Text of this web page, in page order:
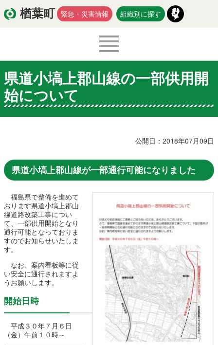
楢葉町 緊急・災害情報 組織別に探す
くらし・環境 出産・子育て
医療・健康・福祉 教育・文化・スポーツ
入札・契約
農林水産業 新規造成区画
楢葉町について 町長室
町役場・施設 広報・広聴
ふるさと納税
予算・決算 人事・採用 楢葉町議会
県道小塙上郡山線の一部供用開
始について
公開日：2018年07月09日
県道小塙上郡山線が一部通行可能になりました
福島県で整備を進めて
おります県道小塙上郡山
線道路改築工事につい
て、一部供用開始となり
通行可能となっておりま
すのでお知らせいたしま
す。
なお、案内看板等に従
い安全に通行されますよ
うお願いします。
開始日時
平成３０年７月６日
（金）午前１０時～